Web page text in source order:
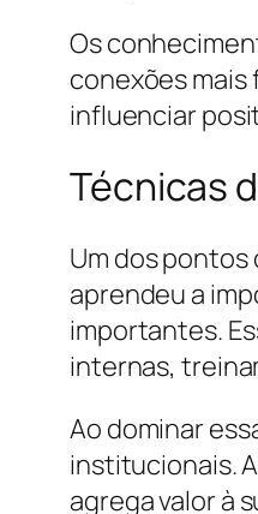
Os
conexões mais
influenciar
Técnicas
Um dos
aprendeu a
importantes.
internas,
Ao dominar
institucionais.
agrega valor à